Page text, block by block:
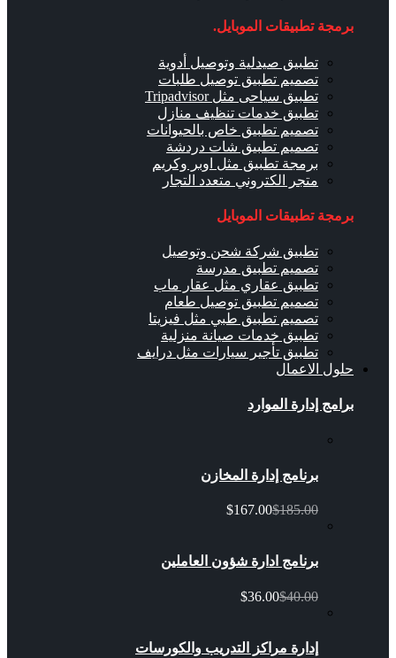
برمجة تطبيقات الموبايل.
تطبيق صيدلية وتوصيل أدوية
تصميم تطبيق توصيل طلبات
تطبيق سياحى مثل Tripadvisor
تطبيق خدمات تنظيف منازل
تصميم تطبيق خاص بالحيوانات
تصميم تطبيق شات دردشة
برمجة تطبيق مثل اوبر وكريم
متجر الكتروني متعدد التجار
برمجة تطبيقات الموبايل
تطبيق شركة شحن وتوصيل
تصميم تطبيق مدرسة
تطبيق عقاري مثل عقار ماب
تصميم تطبيق توصيل طعام
تصميم تطبيق طبي مثل فيزيتا
تطبيق خدمات صيانة منزلية
تطبيق تأجير سيارات مثل درايف
حلول الاعمال
برامج إدارة الموارد
برنامج إدارة المخازن
$167.00$185.00
برنامج ادارة شؤون العاملين
$36.00$40.00
إدارة مراكز التدريب والكورسات